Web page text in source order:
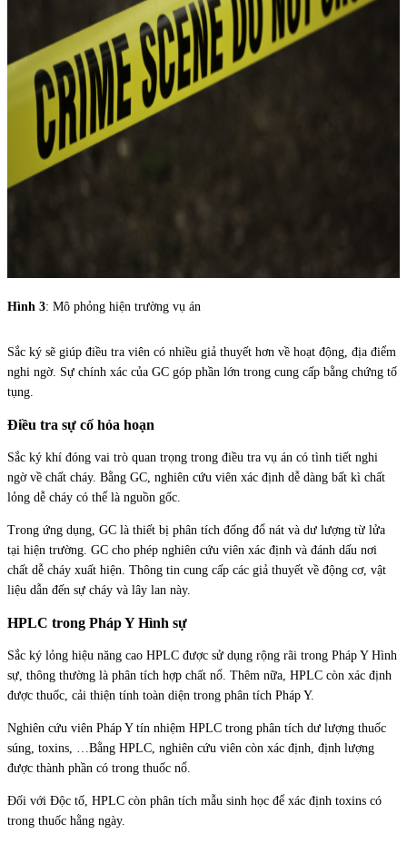
Hình 3: Mô phỏng hiện trường vụ án
Sắc ký sẽ giúp điều tra viên có nhiều giả thuyết hơn về hoạt động, địa điểm
nghi ngờ. Sự chính xác của GC góp phần lớn trong cung cấp bằng chứng tố
tụng.
Điều tra sự cố hỏa hoạn
Sắc ký khí đóng vai trò quan trọng trong điều tra vụ án có tình tiết nghi
ngờ về chất cháy. Bằng GC, nghiên cứu viên xác định dễ dàng bất kì chất
lỏng dễ cháy có thể là nguồn gốc.
Trong ứng dụng, GC là thiết bị phân tích đống đổ nát và dư lượng từ lửa
tại hiện trường. GC cho phép nghiên cứu viên xác định và đánh dấu nơi
chất dễ cháy xuất hiện. Thông tin cung cấp các giả thuyết về động cơ, vật
liệu dẫn đến sự cháy và lây lan này.
HPLC trong Pháp Y Hình sự
Sắc ký lỏng hiệu năng cao HPLC được sử dụng rộng rãi trong Pháp Y Hình
sự, thông thường là phân tích hợp chất nổ. Thêm nữa, HPLC còn xác định
được thuốc, cải thiện tính toàn diện trong phân tích Pháp Y.
Nghiên cứu viên Pháp Y tín nhiệm HPLC trong phân tích dư lượng thuốc
súng, toxins, …Bằng HPLC, nghiên cứu viên còn xác định, định lượng
được thành phần có trong thuốc nổ.
Đối với Độc tố, HPLC còn phân tích mẫu sinh học để xác định toxins có
trong thuốc hằng ngày.